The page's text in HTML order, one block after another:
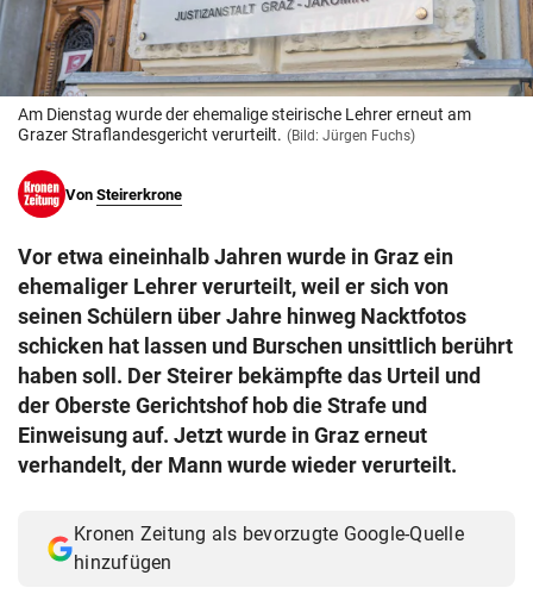
© Krone Multimedia GmbH & Co KG 2026
Muthgasse 2, 1190 Wien
Am Dienstag wurde der ehemalige steirische Lehrer erneut am
Grazer Straflandesgericht verurteilt. (Bild: Jürgen Fuchs)
Von Steirerkrone
Vor etwa eineinhalb Jahren wurde in Graz ein
ehemaliger Lehrer verurteilt, weil er sich von
seinen Schülern über Jahre hinweg Nacktfotos
schicken hat lassen und Burschen unsittlich berührt
haben soll. Der Steirer bekämpfte das Urteil und
der Oberste Gerichtshof hob die Strafe und
Einweisung auf. Jetzt wurde in Graz erneut
verhandelt, der Mann wurde wieder verurteilt.
Kronen Zeitung als bevorzugte Google-Quelle
hinzufügen